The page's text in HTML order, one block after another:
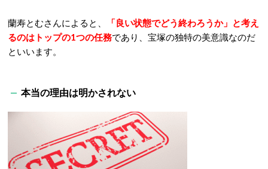
蘭寿とむさんによると、
「良い状態でどう終わろうか」と考え
るのはトップの1つの任務であり、宝塚の独特の美意識なのだ
といいます。
本当の理由は明かされない